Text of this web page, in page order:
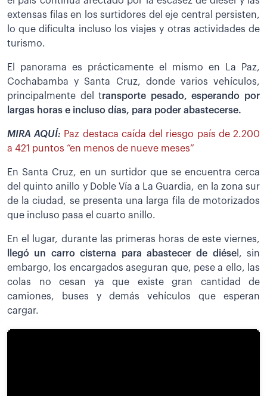
extensas filas en los surtidores del eje central persisten,
lo que dificulta incluso los viajes y otras actividades de
turismo.
El panorama es prácticamente el mismo en La Paz,
Cochabamba y Santa Cruz, donde varios vehículos,
principalmente del transporte pesado, esperando por
largas horas e incluso días, para poder abastecerse.
MIRA AQUÍ: Paz destaca caída del riesgo país de 2.200
a 421 puntos “en menos de nueve meses”
En Santa Cruz, en un surtidor que se encuentra cerca
del quinto anillo y Doble Vía a La Guardia, en la zona sur
de la ciudad, se presenta una larga fila de motorizados
que incluso pasa el cuarto anillo.
En el lugar, durante las primeras horas de este viernes,
llegó un carro cisterna para abastecer de diésel, sin
embargo, los encargados aseguran que, pese a ello, las
colas no cesan ya que existe gran cantidad de
camiones, buses y demás vehículos que esperan
cargar.